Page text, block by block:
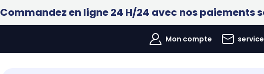
Commandez en ligne 24 H/24 avec nos paiements
Mon compte